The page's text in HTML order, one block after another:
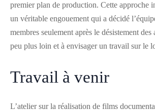
premier plan de production. Cette approche
un véritable engouement qui a décidé
membres seulement après le désistement des
peu plus loin et à envisager un travail sur le
Travail à venir
L’atelier sur la réalisation de films